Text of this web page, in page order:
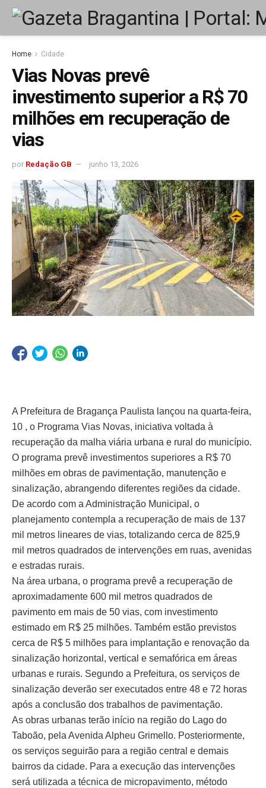
Home Cidade
Vias Novas prevê
investimento superior a R$ 70
milhões em recuperação de
vias
por Redação GB junho 13, 2026
A Prefeitura de Bragança Paulista lançou na quarta-feira,
10 , o Programa Vias Novas, iniciativa voltada à
recuperação da malha viária urbana e rural do município.
O programa prevê investimentos superiores a R$ 70
milhões em obras de pavimentação, manutenção e
sinalização, abrangendo diferentes regiões da cidade.
De acordo com a Administração Municipal, o
planejamento contempla a recuperação de mais de 137
mil metros lineares de vias, totalizando cerca de 825,9
mil metros quadrados de intervenções em ruas, avenidas
e estradas rurais.
Na área urbana, o programa prevê a recuperação de
aproximadamente 600 mil metros quadrados de
pavimento em mais de 50 vias, com investimento
estimado em R$ 25 milhões. Também estão previstos
cerca de R$ 5 milhões para implantação e renovação da
sinalização horizontal, vertical e semafórica em áreas
urbanas e rurais. Segundo a Prefeitura, os serviços de
sinalização deverão ser executados entre 48 e 72 horas
após a conclusão dos trabalhos de pavimentação.
As obras urbanas terão início na região do Lago do
Taboão, pela Avenida Alpheu Grimello. Posteriormente,
os serviços seguirão para a região central e demais
bairros da cidade. Para a execução das intervenções
será utilizada a técnica de micropavimento, método